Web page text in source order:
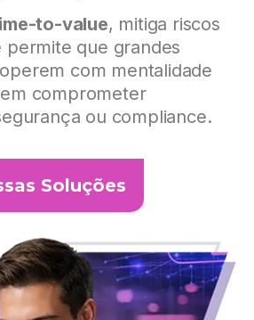
to-value, mitiga riscos
permite que grandes
com mentalidade
comprometer
ou compliance.
Soluções